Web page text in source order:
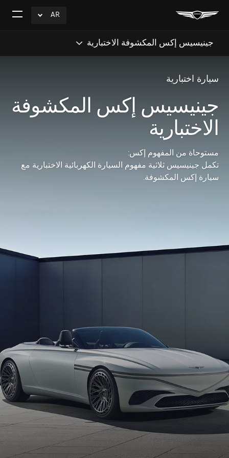
AR
click
افتح
جينيسيس إكس المكشوفة الاختبارية
سيارة اختبارية
جينيسيس إكس المكشوفة
الاختبارية
مستوحاة من المفهوم إكس:
تكمل جينيسيس ثلاثية مفهوم السيارة الكهربائية الاختبارية مع
سيارة إكس المكشوفة.